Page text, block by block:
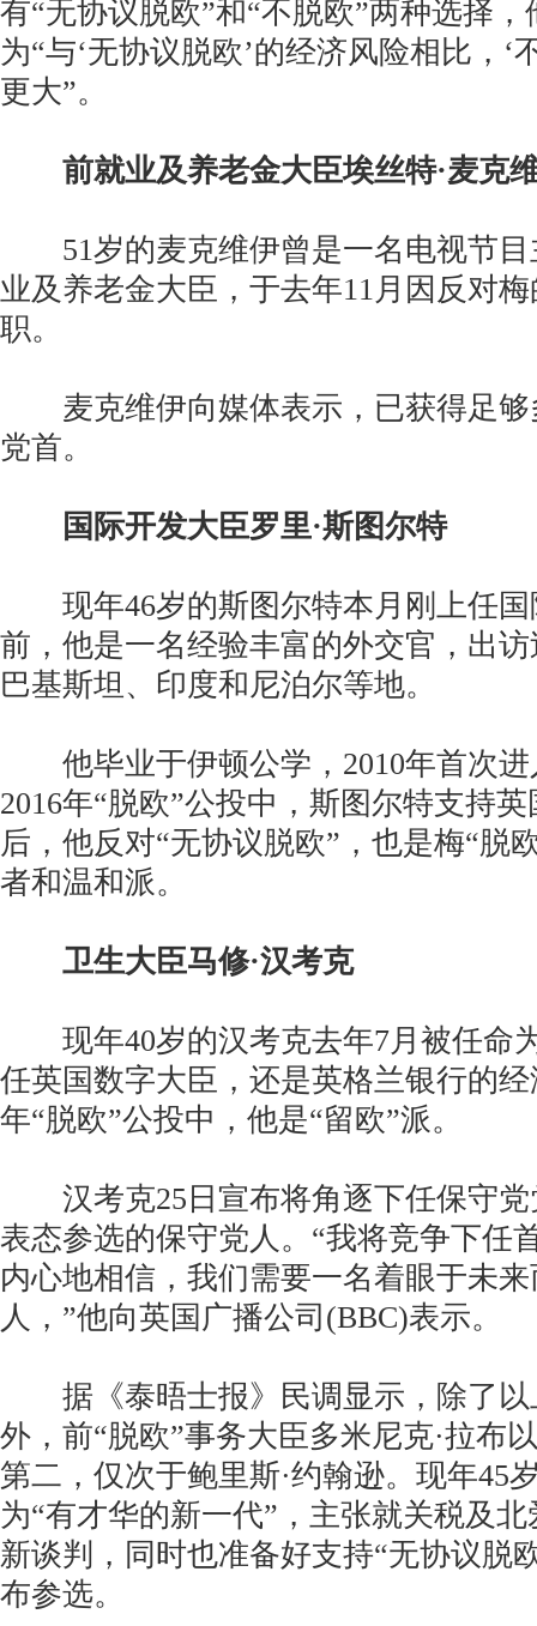
有“无协议脱欧”和“不脱欧”两种选择
为“与‘无协议脱欧’的经济风险相比，‘
更大”。
前就业及养老金大臣埃丝特·麦克
51岁的麦克维伊曾是一名电视节目
业及养老金大臣，于去年11月因反对
职。
麦克维伊向媒体表示，已获得足够
党首。
国际开发大臣罗里·斯图尔特
现年46岁的斯图尔特本月刚上任国
前，他是一名经验丰富的外交官，出
巴基斯坦、印度和尼泊尔等地。
他毕业于伊顿公学，2010年首次进
2016年“脱欧”公投中，斯图尔特支持
后，他反对“无协议脱欧”，也是梅“脱
者和温和派。
卫生大臣马修·汉考克
现年40岁的汉考克去年7月被任命
任英国数字大臣，还是英格兰银行的经
年“脱欧”公投中，他是“留欧”派。
汉考克25日宣布将角逐下任保守党
表态参选的保守党人。“我将竞争下任
内心地相信，我们需要一名着眼于未
人，”他向英国广播公司(BBC)表示。
据《泰晤士报》民调显示，除了以
外，前“脱欧”事务大臣多米尼克·拉布
第二，仅次于鲍里斯·约翰逊。现年45
为“有才华的新一代”，主张就关税及
新谈判，同时也准备好支持“无协议脱
布参选。